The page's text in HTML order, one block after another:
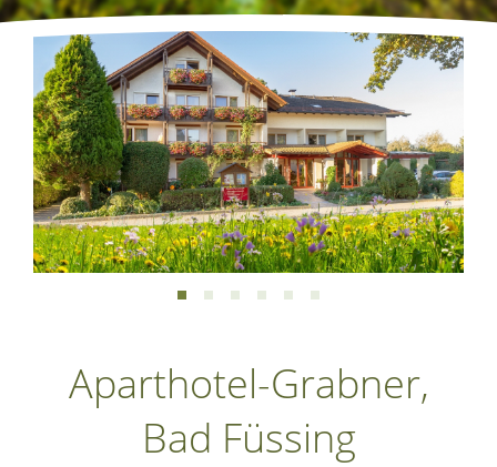
Aparthotel-Grabner,
Bad Füssing